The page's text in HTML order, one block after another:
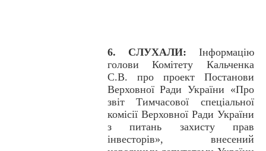
6. СЛУХАЛИ: Інформацію
голови Комітету Кальченка
С.В. про проект Постанови
Верховної Ради України «Про
звіт Тимчасової спеціальної
комісії Верховної Ради України
з питань захисту прав
інвесторів», внесений